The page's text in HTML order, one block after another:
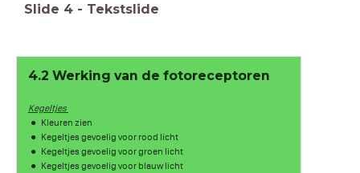
Slide 4 - Tekstslide
4.2 Werking van de fotoreceptoren
Kegeltjes
Kleuren zien
Kegeltjes gevoelig voor rood licht
Kegeltjes gevoelig voor groen licht
Kegeltjes gevoelig voor blauw licht